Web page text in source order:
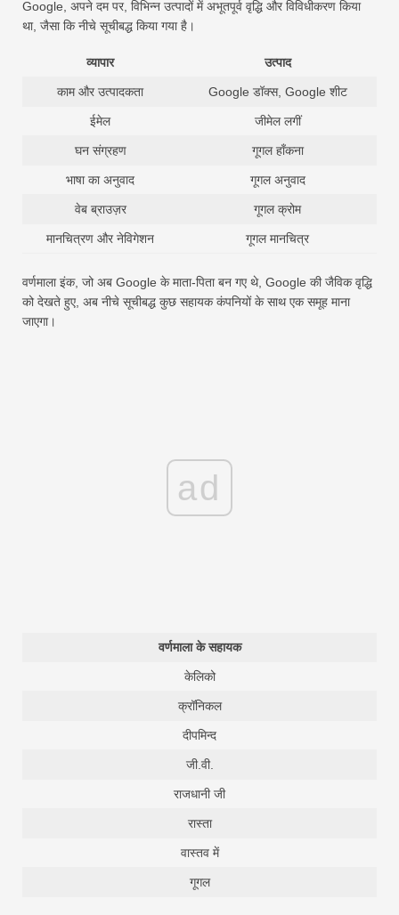
Google, अपने दम पर, विभिन्न उत्पादों में अभूतपूर्व वृद्धि और विविधीकरण किया
था, जैसा कि नीचे सूचीबद्ध किया गया है।
व्यापार उत्पाद
काम और उत्पादकता Google डॉक्स, Google शीट
ईमेल जीमेल लगीं
घन संग्रहण गूगल हाँकना
भाषा का अनुवाद गूगल अनुवाद
वेब ब्राउज़र गूगल क्रोम
मानचित्रण और नेविगेशन गूगल मानचित्र
वर्णमाला इंक, जो अब Google के माता-पिता बन गए थे, Google की जैविक वृद्धि
को देखते हुए, अब नीचे सूचीबद्ध कुछ सहायक कंपनियों के साथ एक समूह माना
जाएगा।
ad
वर्णमाला के सहायक
केलिको
क्रॉनिकल
दीपमिन्द
जी.वी.
राजधानी जी
रास्ता
वास्तव में
गूगल